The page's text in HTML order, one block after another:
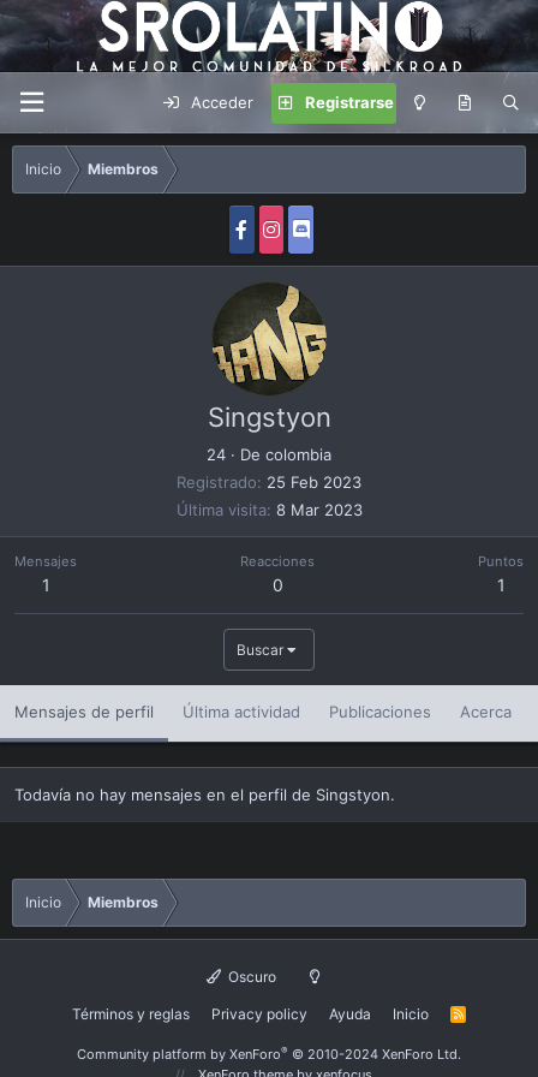
Acceder Registrarse
Inicio Miembros
Singstyon
24 · De colombia
Registrado
25 Feb 2023
Última visita 8 Mar 2023
Mensajes
1
Reacciones
0
Puntos
1
Buscar
Mensajes de perfil Última actividad Publicaciones Acerca
Todavía no hay mensajes en el perfil de Singstyon.
Inicio Miembros
Oscuro
Términos y reglas Privacy policy Ayuda Inicio
R
Community platform by XenForo® © 2010-2024 XenForo Ltd.